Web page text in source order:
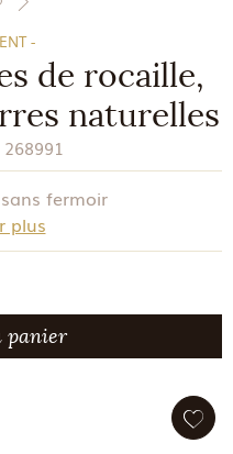
-
de rocaille,
naturelles
268991
fermoir
plus
panier